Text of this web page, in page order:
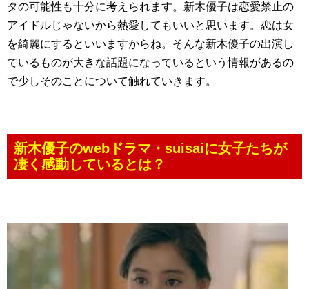
タの可能性も十分に考えられます。新木優子は恋愛禁止の
アイドルじゃないから熱愛してもいいと思います。恋は女
を綺麗にするといいますからね。そんな新木優子の出演し
ているものが大きな話題になっているという情報があるの
で少しそのことについて触れていきます。
新木優子のwebドラマ・suisaiに女子たちが
凄く感動しているとは？